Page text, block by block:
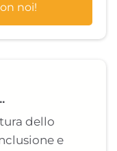
noi!
dello
e